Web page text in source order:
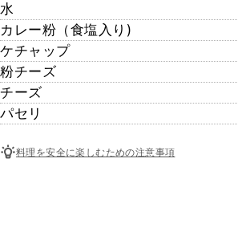
水
カレー粉（食塩入り)
ケチャップ
粉チーズ
チーズ
パセリ
料理を安全に楽しむための注意事項